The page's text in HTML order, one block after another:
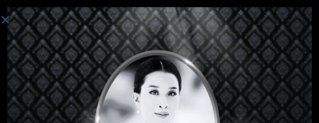
เข้าสู่ระบบ